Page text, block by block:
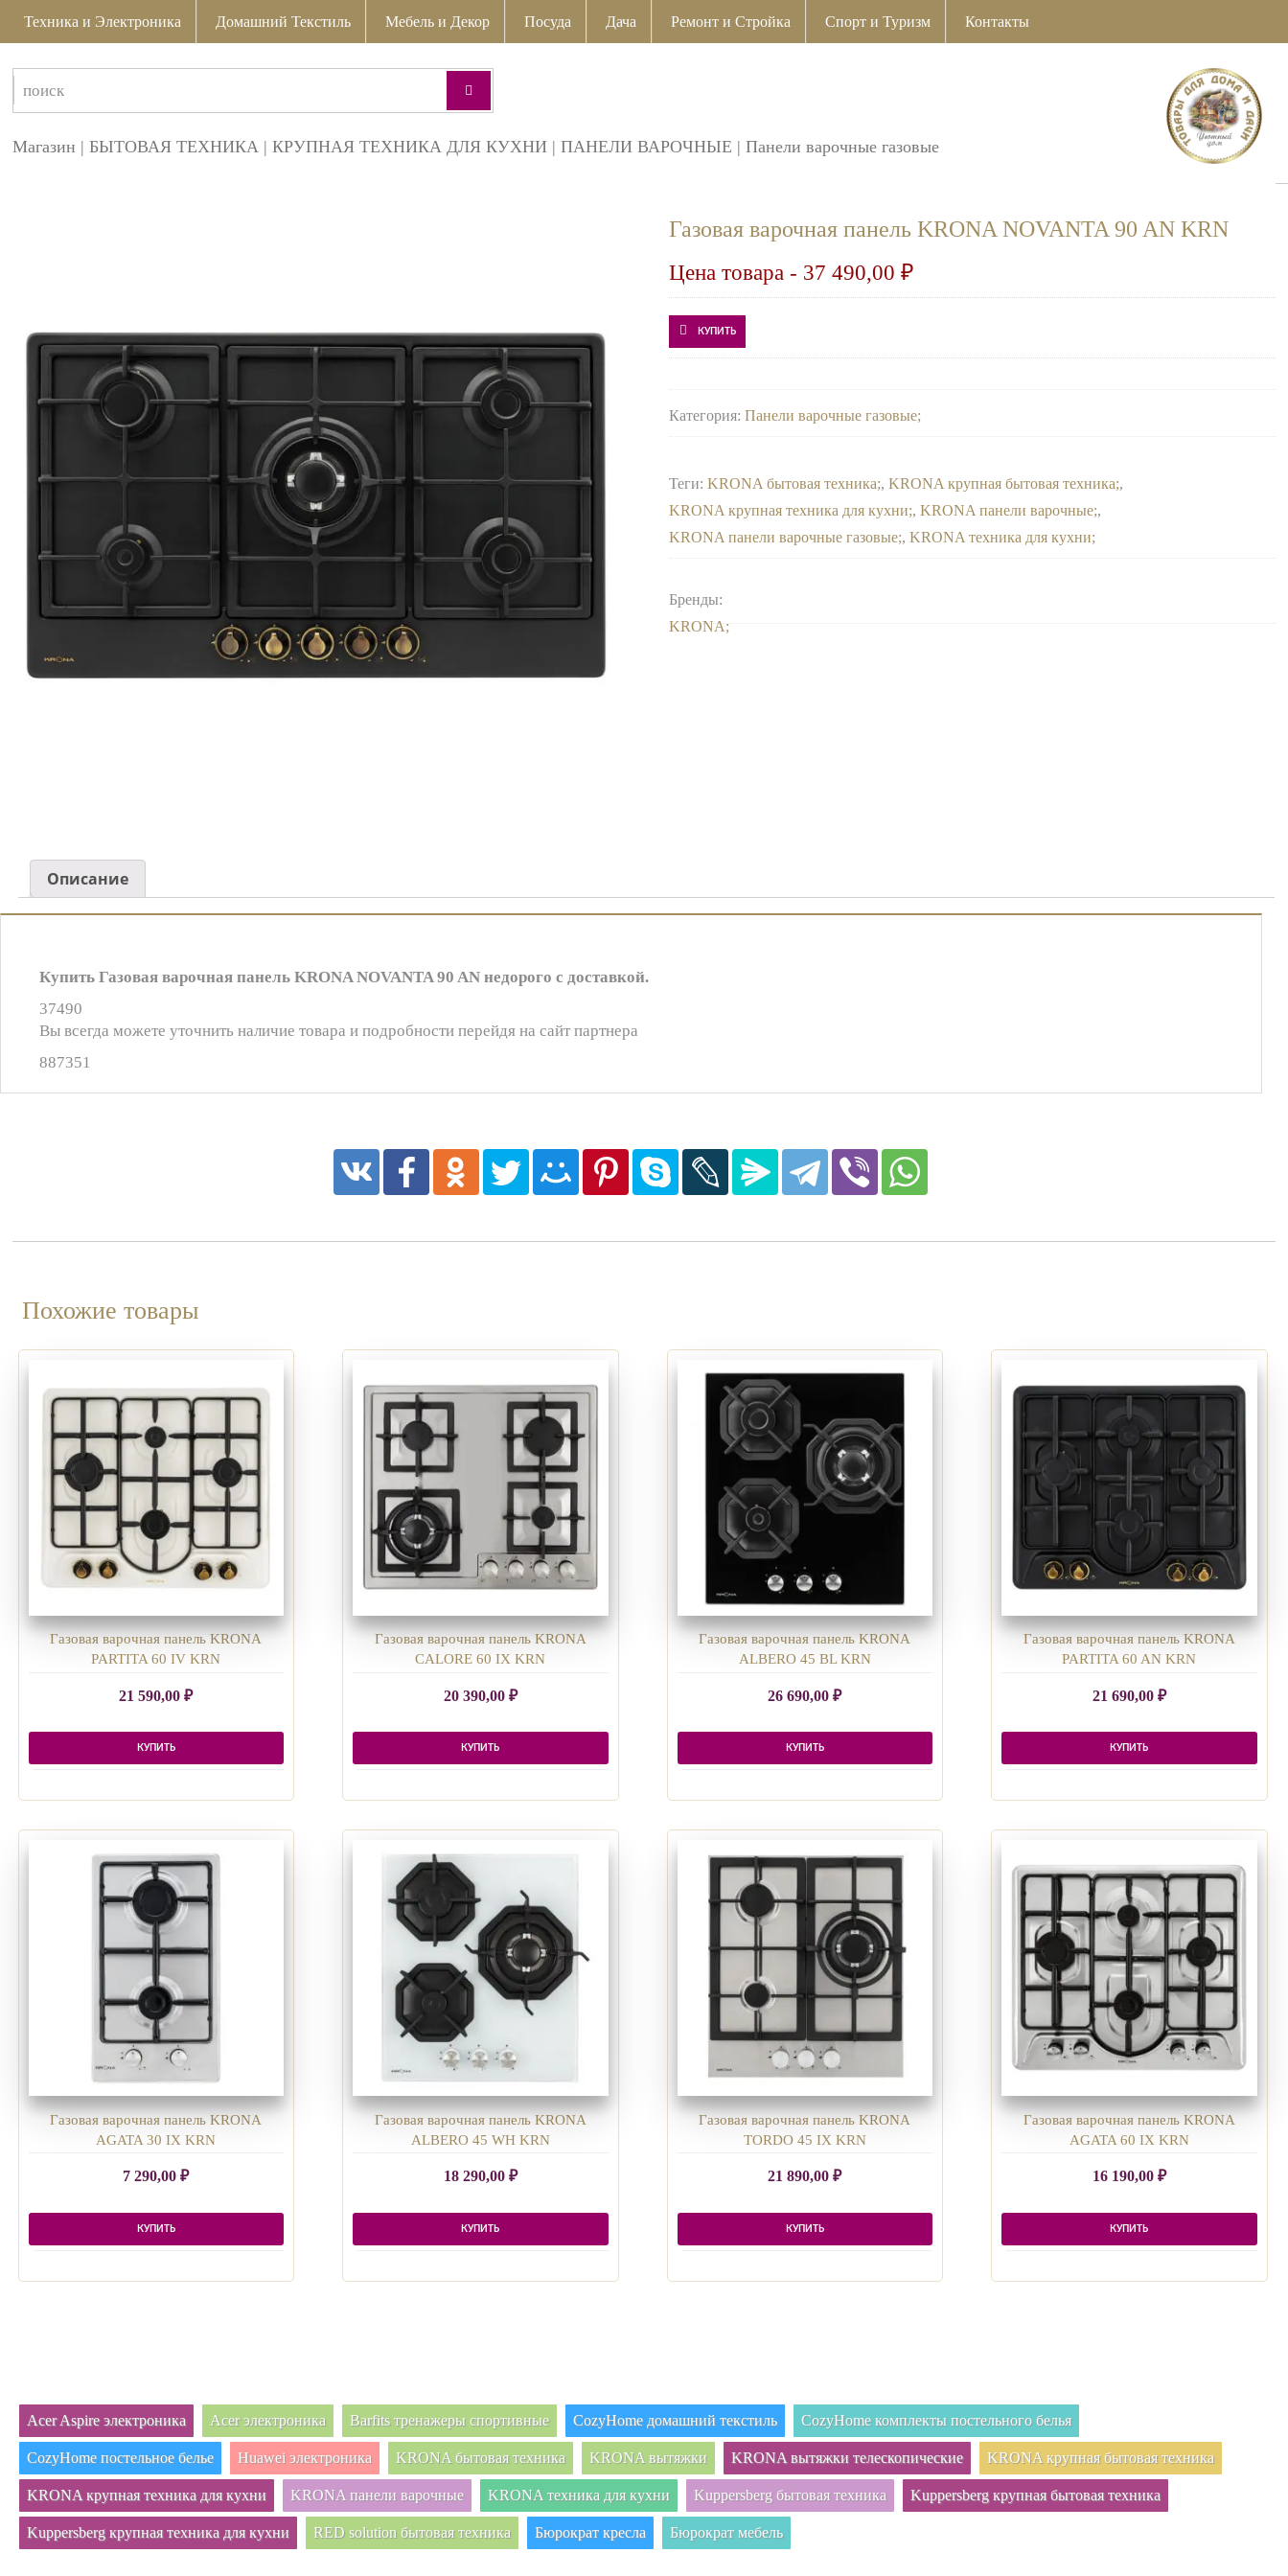
Техника и Электроника Домашний Текстиль Мебель и Декор Посуда Дача Ремонт и Стройка Спорт и Туризм Контакты
Магазин |БЫТОВАЯ ТЕХНИКА |КРУПНАЯ ТЕХНИКА ДЛЯ КУХНИ |ПАНЕЛИ ВАРОЧНЫЕ |Панели варочные газовые
Газовая варочная панель KRONA NOVANTA 90 AN KRN
Цена товара - 37 490,00₽
КУПИТЬ
Категория:Панели варочные газовые
Теги:KRONA бытовая техника ,KRONA крупная бытовая техника ,
KRONA крупная техника для кухни ,KRONA панели варочные ,
KRONA панели варочные газовые ,KRONA техника для кухни
Бренды:
KRONA
Описание
Купить Газовая варочная панель KRONA NOVANTA 90 AN недорого с доставкой.
37490
Вы всегда можете уточнить наличие товара и подробности перейдя на сайт партнера
887351
Похожие товары
Газовая варочная панель KRONA
PARTITA 60 IV KRN
21 590,00₽
КУПИТЬ
Газовая варочная панель KRONA
CALORE 60 IX KRN
20 390,00 ₽
КУПИТЬ
Газовая варочная панель KRONA
ALBERO 45 BL KRN
26 690,00₽
КУПИТЬ
Газовая варочная панель KRONA
PARTITA 60 AN KRN
21 690,00 ₽
КУПИТЬ
Газовая варочная панель KRONA
AGATA 30 IX KRN
7 290,00₽
КУПИТЬ
Газовая варочная панель KRONA
ALBERO 45 WH KRN
18 290,00 ₽
КУПИТЬ
Газовая варочная панель KRONA
TORDO 45 IX KRN
21 890,00₽
КУПИТЬ
Газовая варочная панель KRONA
AGATA 60 IX KRN
16 190,00 ₽
КУПИТЬ
Acer Aspire электроника Acer электроника Barfits тренажеры спортивные CozyHome домашний текстиль CozyHome комплекты постельного белья
CozyHome постельное белье Huawei электроника KRONA бытовая техника KRONA вытяжки KRONA вытяжки телескопические KRONA крупная бытовая техника
KRONA крупная техника для кухни KRONA панели варочные KRONA техника для кухни Kuppersberg бытовая техника Kuppersberg крупная бытовая техника
Kuppersberg крупная техника для кухни RED solution бытовая техника Бюрократ кресла Бюрократ мебель